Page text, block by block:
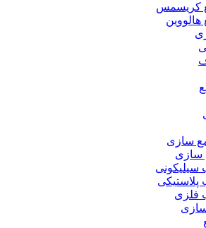
کریسمس
سازی
سازی
سیلیکونی
پلاستیکی
فلزی